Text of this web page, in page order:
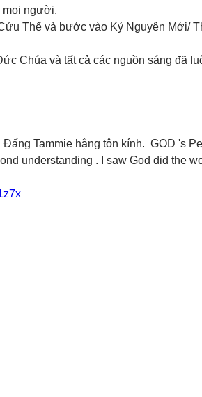
mọi người.
Chúa và tất cả các nguồn sáng đã
Tammie hằng tôn kính.  GOD 's
understanding . I saw God did the